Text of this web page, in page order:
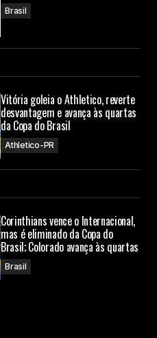
Brasil
Vitória goleia o Athletico, reverte
desvantagem e avança às quartas
da Copa do Brasil
Athletico-PR
Corinthians vence o Internacional,
mas é eliminado da Copa do
Brasil; Colorado avança às quartas
Brasil